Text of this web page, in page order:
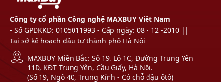
Công ty cổ phần Công nghệ MAXBUY Việt Nam
- Số GPDKKD: 0105011993 - Cấp ngày: 08 - 12 -2010 ||
Tại sở kế hoạch đầu tư thành phố Hà Nội
MAXBUY Miền Bắc: Số 19, Lô 1C, Đường Trung Yên
11D, KĐT Trung Yên, Cầu Giấy, Hà Nội.
(Số 19, Ngõ 40, Trung Kính - Có chỗ đậu ôtô)